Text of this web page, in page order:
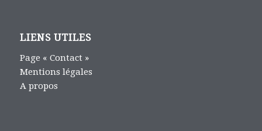
LIENS UTILES
Page « Contact »
Mentions légales
A propos